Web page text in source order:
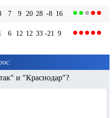
7 9 20 28 -8 16
6 12 12 33 -21 9
и "Краснодар"?